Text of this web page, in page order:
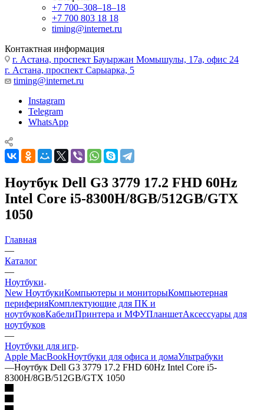
+7 700‒308‒18‒18
+7 700 803 18 18
timing@internet.ru
Контактная информация
г. Астана, проспект Бауыржан Момышулы, 17а, офис 24
г. Астана, проспект Сарыарка, 5
timing@internet.ru
Instagram
Telegram
WhatsApp
Ноутбук Dell G3 3779 17.2 FHD 60Hz
Intel Core i5-8300H/8GB/512GB/GTX
1050
Главная
—
Каталог
—
Ноутбуки
New НоутбукиКомпьютеры и мониторыКомпьютерная
периферияКомплектующие для ПК и
ноутбуковКабелиПринтера и МФУПланшетАксессуары для
ноутбуков
—
Ноутбуки для игр
Apple MacBookНоутбуки для офиса и домаУльтрабуки
—Ноутбук Dell G3 3779 17.2 FHD 60Hz Intel Core i5-
8300H/8GB/512GB/GTX 1050